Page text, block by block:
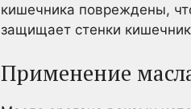
кишечника повреждены,
защищает стенки
Применение